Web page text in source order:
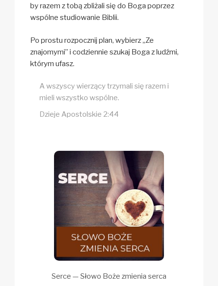
by razem z tobą zbliżali się do Boga poprzez
wspólne studiowanie Biblii.
Po prostu rozpocznij plan, wybierz „Ze
znajomymi” i codziennie szukaj Boga z ludźmi,
którym ufasz.
A wszyscy wierzący trzymali się razem i
mieli wszystko wspólne.
Dzieje Apostolskie 2:44
Serce — Słowo Boże zmienia serca